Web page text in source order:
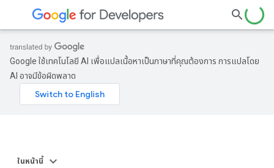
Google ใช้เทคโนโลยี AI เพื่อแปลเนื้อหาเป็นภาษาที่คุณต้องการ การแปลโดย
AI อาจมีข้อผิดพลาด
ในหน้านี้